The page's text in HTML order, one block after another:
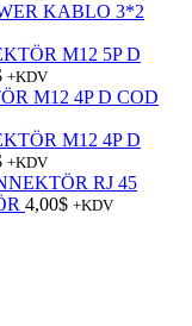
KABLO 3*2
M12 5P D
+KDV
M12 4P D COD
M12 4P D
+KDV
RJ 45
4,00$ +KDV